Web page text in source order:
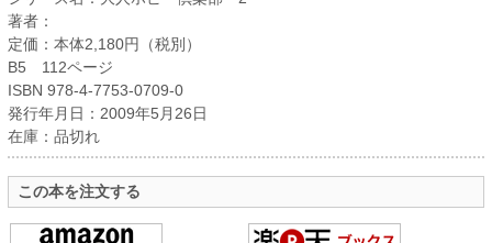
著者：
定価：本体2,180円（税別）
B5 112ページ
ISBN 978-4-7753-0709-0
発行年月日：2009年5月26日
在庫：品切れ
この本を注文する